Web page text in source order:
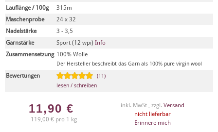
Lauflänge / 100g
315m
Maschenprobe
24 x 32
Nadelstärke
3 - 3,5
Garnstärke
Sport (12 wpi) Info
Zusammensetzung 100% Wolle
Der Hersteller beschreibt das Garn als 100% pure virgin wool
Bewertungen
(11)
lesen / schreiben
11,90 €
119,00 € pro 1 kg
inkl. MwSt , zzgl. Versand
nicht lieferbar
Erinnere mich